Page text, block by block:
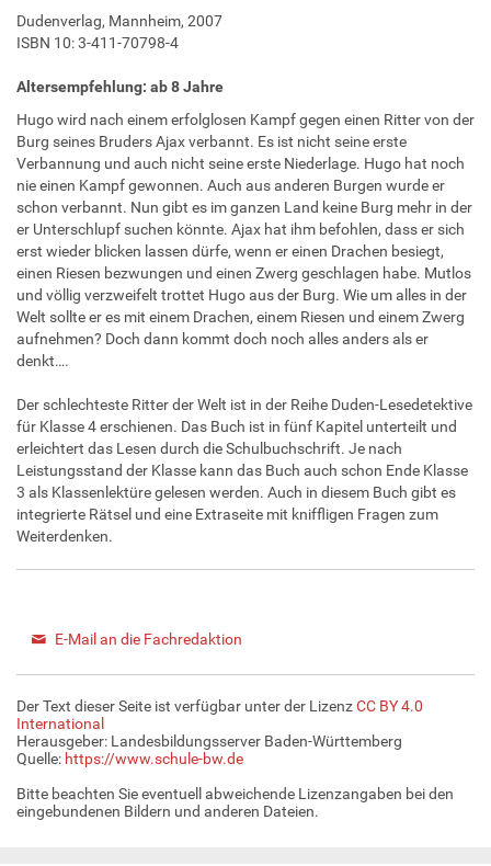
Dudenverlag, Mannheim, 2007
ISBN 10: 3-411-70798-4
Altersempfehlung: ab 8 Jahre
Hugo wird nach einem erfolglosen Kampf gegen einen Ritter von der
Burg seines Bruders Ajax verbannt. Es ist nicht seine erste
Verbannung und auch nicht seine erste Niederlage. Hugo hat noch
nie einen Kampf gewonnen. Auch aus anderen Burgen wurde er
schon verbannt. Nun gibt es im ganzen Land keine Burg mehr in der
er Unterschlupf suchen könnte. Ajax hat ihm befohlen, dass er sich
erst wieder blicken lassen dürfe, wenn er einen Drachen besiegt,
einen Riesen bezwungen und einen Zwerg geschlagen habe. Mutlos
und völlig verzweifelt trottet Hugo aus der Burg. Wie um alles in der
Welt sollte er es mit einem Drachen, einem Riesen und einem Zwerg
aufnehmen? Doch dann kommt doch noch alles anders als er
denkt….
Der schlechteste Ritter der Welt ist in der Reihe Duden-Lesedetektive
für Klasse 4 erschienen. Das Buch ist in fünf Kapitel unterteilt und
erleichtert das Lesen durch die Schulbuchschrift. Je nach
Leistungsstand der Klasse kann das Buch auch schon Ende Klasse
3 als Klassenlektüre gelesen werden. Auch in diesem Buch gibt es
integrierte Rätsel und eine Extraseite mit kniffligen Fragen zum
Weiterdenken.
E-Mail an die Fachredaktion
Der Text dieser Seite ist verfügbar unter der LizenzCC BY 4.0
International
Herausgeber: Landesbildungsserver Baden-Württemberg
Quelle: https://www.schule-bw.de
Bitte beachten Sie eventuell abweichende Lizenzangaben bei den
eingebundenen Bildern und anderen Dateien.